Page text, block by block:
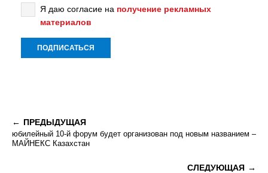
Я даю согласие на получение рекламных
материалов
ПРЕДЫДУЩАЯ
юбилейный 10-й форум будет организован под новым названием –
МАЙНЕКС Казахстан
СЛЕДУЮЩАЯ